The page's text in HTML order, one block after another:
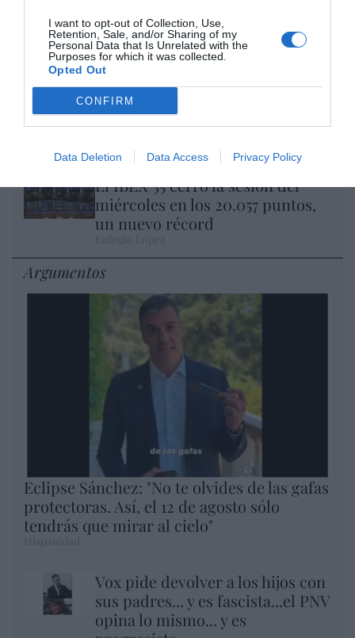
I want to opt-out of Collection, Use,
Retention, Sale, and/or Sharing of my
Personal Data that Is Unrelated with the
Purposes for which it was collected.
Opted Out
CONFIRM
Data Deletion Data Access Privacy Policy
Nokia, Ericsson... Huawei: lo que importan
son las patentes
Eulogio López
Isabel Pantoja pierde dos pleitos
con Hacienda por 700.000
euros... suma y sigue
El IBEX 35 cerró la sesión del
miércoles en los 20.057 puntos,
un nuevo récord
Argumentos
Eclipse Sánchez: "No te olvides de las gafas
protectoras. Así, el 12 de agosto sólo
tendrás que mirar al cielo"
Vox pide devolver a los hijos con
sus padres... y es fascista...el PNV
opina lo mismo... y es